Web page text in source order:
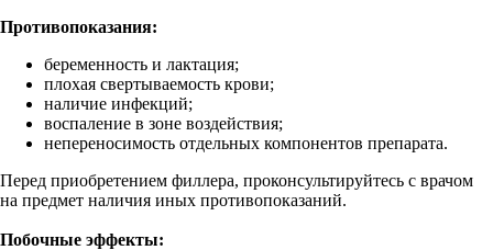
Противопоказания:
беременность и лактация;
плохая свертываемость крови;
наличие инфекций;
воспаление в зоне воздействия;
непереносимость отдельных компонентов препарата.
Перед приобретением филлера, проконсультируйтесь с врачом
на предмет наличия иных противопоказаний.
Побочные эффекты: